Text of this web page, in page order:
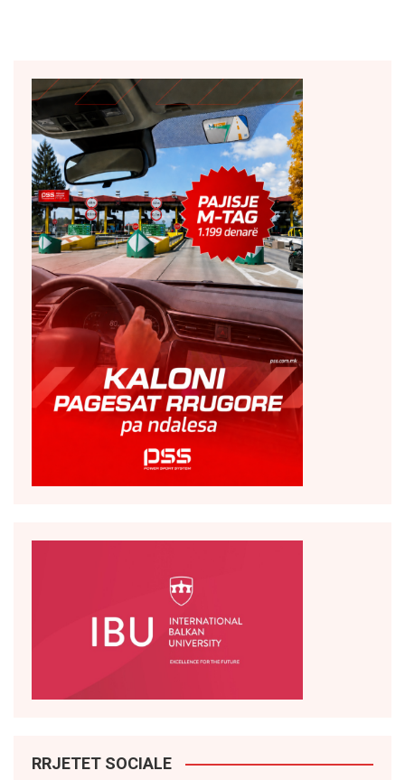
RRJETET SOCIALE